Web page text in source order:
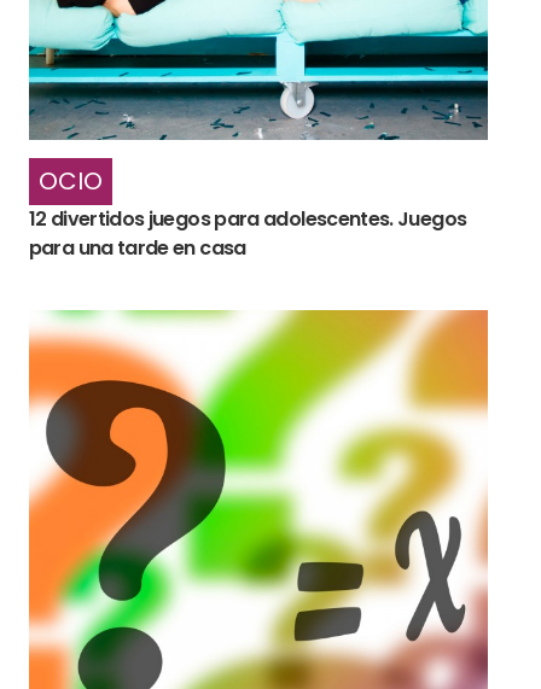
OCIO
12 divertidos juegos para adolescentes. Juegos
para una tarde en casa